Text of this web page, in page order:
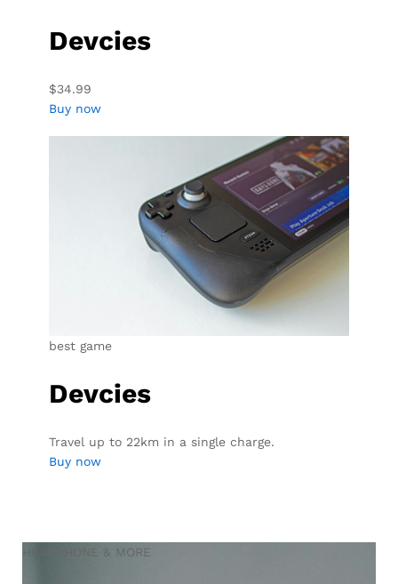
Devcies
$34.99
Buy now
best game
Devcies
Travel up to 22km in a single charge.
Buy now
HEADPHONE & MORE